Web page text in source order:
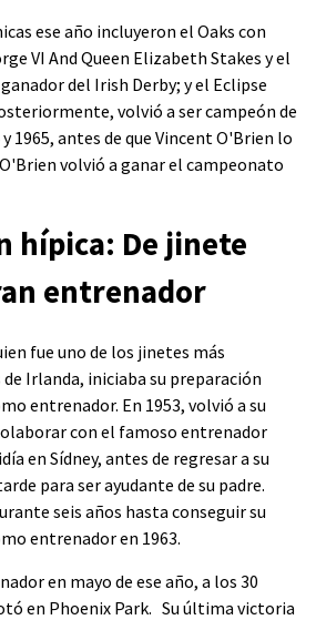
ese año incluyeron el Oaks con
VI And Queen Elizabeth Stakes y el
del Irish Derby; y el Eclipse
volvió a ser campeón de
1965, antes de que Vincent O'Brien lo
volvió a ganar el campeonato
hípica: De jinete
entrenador
fue uno de los jinetes más
Irlanda, iniciaba su preparación
entrenador. En 1953, volvió a su
con el famoso entrenador
en Sídney, antes de regresar a su
para ser ayudante de su padre.
seis años hasta conseguir su
entrenador en 1963.
en mayo de ese año, a los 30
en Phoenix Park. Su última victoria